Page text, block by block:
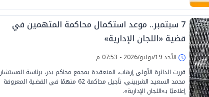
7 سبتمبر.. موعد استكمال محاكمة المتهمين في
قضية «اللجان الإدارية»
الأحد 19/يوليو/2026 - 07:53 م
قررت الدائرة الأولى إرهاب، المنعقدة بمجمع محاكم بدر، برئاسة المستشار
محمد السعيد الشربيني، تأجيل محاكمة 62 متهمًا في القضية المعروفة
إعلاميًا بـ«اللجان الإدارية».